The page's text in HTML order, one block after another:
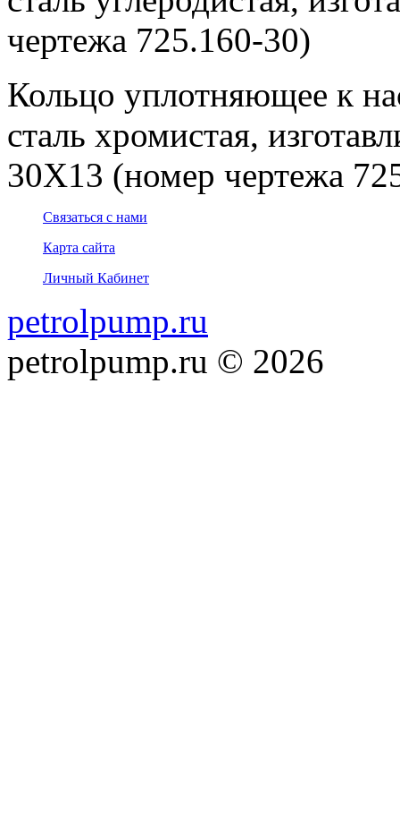
чертежа 725.160-30)
Кольцо уплотняющее к
сталь хромистая,
30Х13 (номер чертежа
Связаться с нами
Карта сайта
Личный Кабинет
petrolpump.ru
petrolpump.ru © 2026